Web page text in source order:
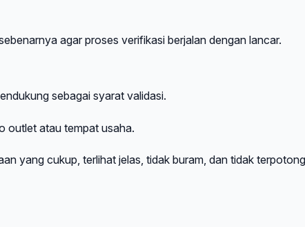
agar proses verifikasi berjalan dengan lancar.
sebagai syarat validasi.
outlet atau tempat usaha.
yang cukup, terlihat jelas, tidak buram, dan tidak